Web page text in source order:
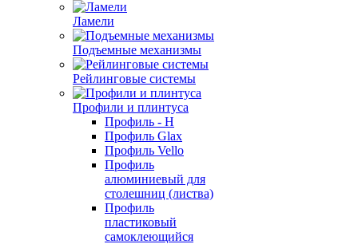
Ламели
Подъемные механизмы
Рейлинговые системы
Профили и плинтуса
Профиль - H
Профиль Glax
Профиль Vello
Профиль
алюминиевый для
столешниц (листва)
Профиль
пластиковый
самоклеющийся